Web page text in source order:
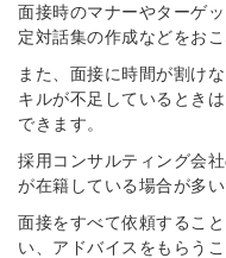
面接時のマナーやターゲ
定対話集の作成などをおこ
また、面接に時間が割け
キルが不足しているとき
できます。
採用コンサルティング会
が在籍している場合が多い
面接をすべて依頼するこ
い、アドバイスをもらうこ
でログイン
せん